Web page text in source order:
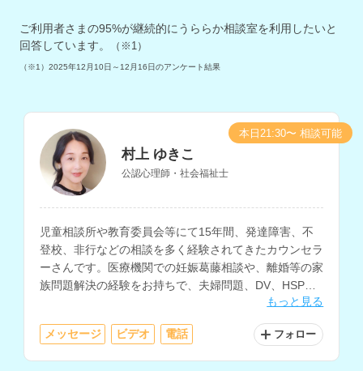
ご利用者さまの95%が継続的にうららか相談室を利用したいと
回答しています。
（※1）
（※1） 2025年12月10日～12月16日のアンケート結果
村上 ゆきこ
公認心理師・社会福祉士
児童相談所や教育委員会等にて15年間、発達障害、不
登校、非行などの相談を多く経験されてきたカウンセラ
ーさんです。医療機関での妊娠葛藤相談や、離婚等の家
族問題解決の経験をお持ちで、夫婦問題、DV、HSP、
職場の悩み、ひきこもり、うつ等のメンタルヘルスの相
もっと見る
メッセージ ビデオ 電話 フォロー
本日21:30〜 相談可能